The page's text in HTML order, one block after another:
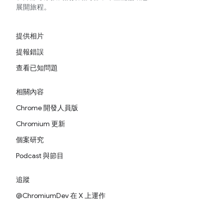
展開旅程。
提供相片
提報錯誤
查看已知問題
相關內容
Chrome 開發人員版
Chromium 更新
個案研究
Podcast 與節目
追蹤
@ChromiumDev 在 X 上運作